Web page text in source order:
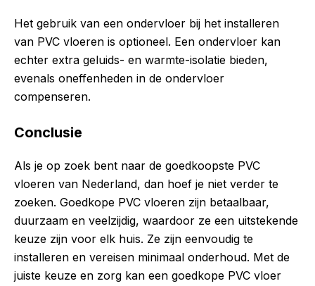
Het gebruik van een ondervloer bij het installeren
van PVC vloeren is optioneel. Een ondervloer kan
echter extra geluids- en warmte-isolatie bieden,
evenals oneffenheden in de ondervloer
compenseren.
Conclusie
Als je op zoek bent naar de goedkoopste PVC
vloeren van Nederland, dan hoef je niet verder te
zoeken. Goedkope PVC vloeren zijn betaalbaar,
duurzaam en veelzijdig, waardoor ze een uitstekende
keuze zijn voor elk huis. Ze zijn eenvoudig te
installeren en vereisen minimaal onderhoud. Met de
juiste keuze en zorg kan een goedkope PVC vloer